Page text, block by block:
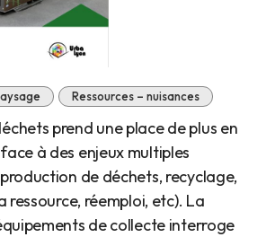
Ressources – nuisances
prend une place de plus en
à des enjeux multiples
de déchets, recyclage,
ressource, réemploi, etc). La
de collecte interroge